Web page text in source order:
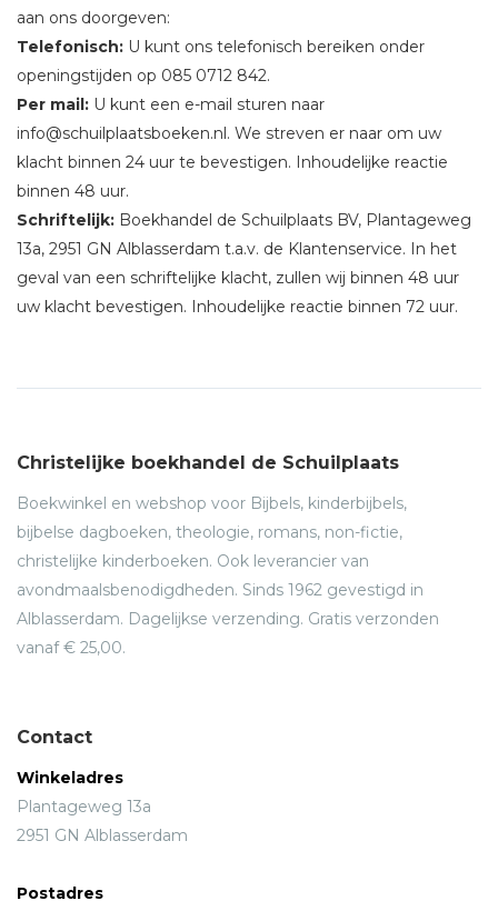
aan ons doorgeven:
Telefonisch: U kunt ons telefonisch bereiken onder
openingstijden op 085 0712 842.
Per mail: U kunt een e-mail sturen naar
info@schuilplaatsboeken.nl. We streven er naar om uw
klacht binnen 24 uur te bevestigen. Inhoudelijke reactie
binnen 48 uur.
Schriftelijk: Boekhandel de Schuilplaats BV, Plantageweg
13a, 2951 GN Alblasserdam t.a.v. de Klantenservice. In het
geval van een schriftelijke klacht, zullen wij binnen 48 uur
uw klacht bevestigen. Inhoudelijke reactie binnen 72 uur.
Christelijke boekhandel de Schuilplaats
Boekwinkel en webshop voor Bijbels, kinderbijbels,
bijbelse dagboeken, theologie, romans, non-fictie,
christelijke kinderboeken. Ook leverancier van
avondmaalsbenodigdheden. Sinds 1962 gevestigd in
Alblasserdam. Dagelijkse verzending. Gratis verzonden
vanaf € 25,00.
Contact
Winkeladres
Plantageweg 13a
2951 GN Alblasserdam
Postadres